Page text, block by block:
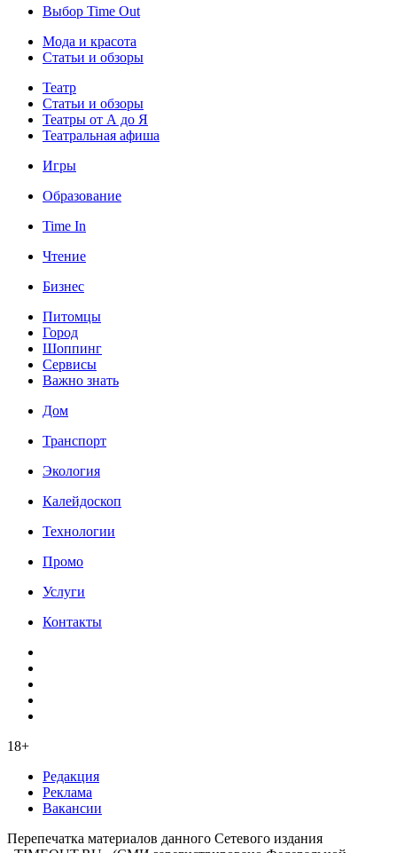
Выбор Time Out
Мода и красота
Статьи и обзоры
Театр
Статьи и обзоры
Театры от А до Я
Театральная афиша
Игры
Образование
Time In
Чтение
Бизнес
Питомцы
Город
Шоппинг
Сервисы
Важно знать
Дом
Транспорт
Экология
Калейдоскоп
Технологии
Промо
Услуги
Контакты
18+
Редакция
Реклама
Вакансии
Перепечатка материалов данного Сетевого издания